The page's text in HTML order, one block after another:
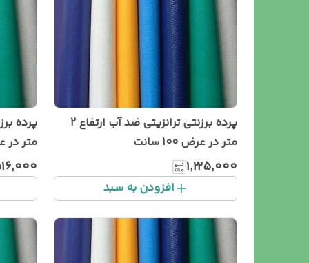
پرده برزنتی ترانزیتی ضد آب ارتفاع 2
متر در عرض 100 سانت
۱٬۲۲۵٬۰۰۰
افزودن به سبد
متر در عرض 1